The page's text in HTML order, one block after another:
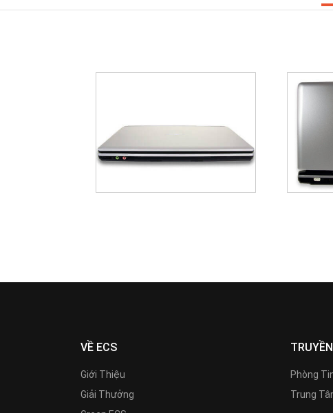
VỀ ECS
Giới Thiệu
Giải Thưởng
Phòng
Trung